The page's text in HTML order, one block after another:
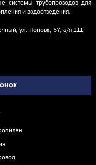
системы трубопроводов для
и водоотведения.
ул. Попова, 57, а/я 111